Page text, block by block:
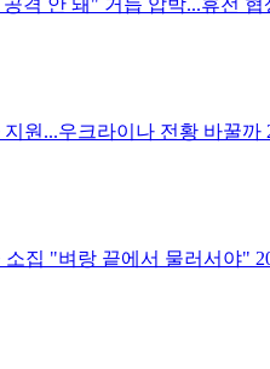
격 안 돼" 거듭 압박...휴전 협
원...우크라이나 전황 바꿀까
소집 "벼랑 끝에서 물러서야"